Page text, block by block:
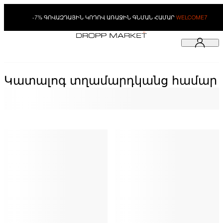
-7% ԳՈՎԱԶԴԱՅԻՆ ԿՈԴՈՎ ԱՌԱՋԻՆ ԳՆՄԱՆ ՀԱՄԱՐ WELCOME7
Կատալոգ տղամարդկանց համար